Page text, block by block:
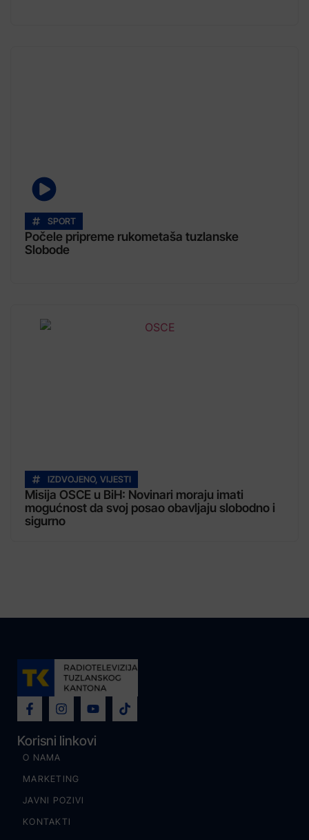
SPORT
Počele pripreme rukometaša tuzlanske
Slobode
IZDVOJENO, VIJESTI
Misija OSCE u BiH: Novinari moraju imati
mogućnost da svoj posao obavljaju slobodno i
sigurno
Korisni linkovi
O NAMA
MARKETING
JAVNI POZIVI
KONTAKTI